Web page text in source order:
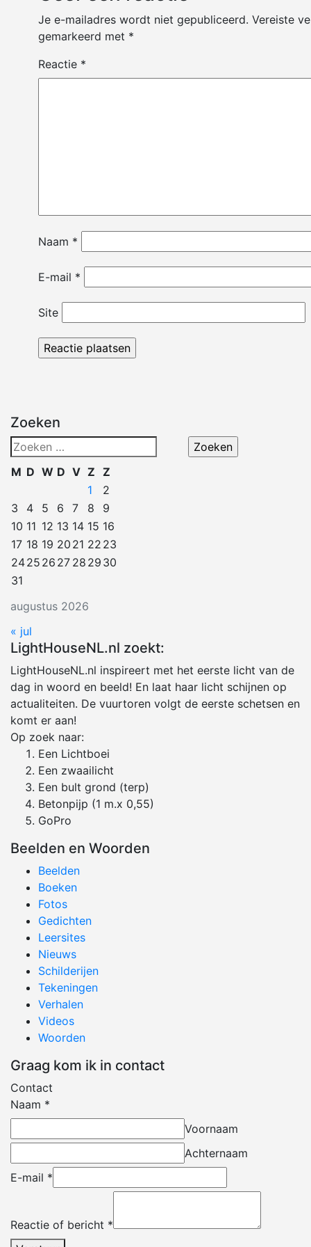
Je e-mailadres wordt niet gepubliceerd. Vereiste
gemarkeerd met *
Reactie *
Naam *
E-mail *
Site
Zoeken
Zoeken
naar:
augustus 2026
M D W D V Z Z
1
2
3
4 5 6 7 8
9
10 11 12 13 14 15 16
17 18 19 20 21 22 23
2425 26 27 28 29 30
31
« jul
LightHouseNL.nl zoekt:
LightHouseNL.nl inspireert met het eerste licht van de
dag in woord en beeld! En laat haar licht schijnen op
actualiteiten. De vuurtoren volgt de eerste schetsen en
komt er aan!
Op zoek naar:
Een Lichtboei
Een zwaailicht
Een bult grond (terp)
Betonpijp (1 m.x 0,55)
GoPro
Beelden en Woorden
Beelden
Boeken
Fotos
Gedichten
Leersites
Nieuws
Schilderijen
Tekeningen
Verhalen
Videos
Woorden
Graag kom ik in contact
Contact
Naam *
Voornaam
Achternaam
E-mail *
Reactie of bericht *